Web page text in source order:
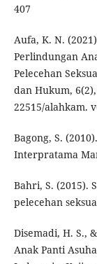
407
Aufa, K. N.
Perlindungan
Pelecehan
dan Hukum,
22515/alahkam.
Bagong, S.
Interpratama
Bahri, S. (2015).
pelecehan
Disemadi, H. S.,
Anak Panti